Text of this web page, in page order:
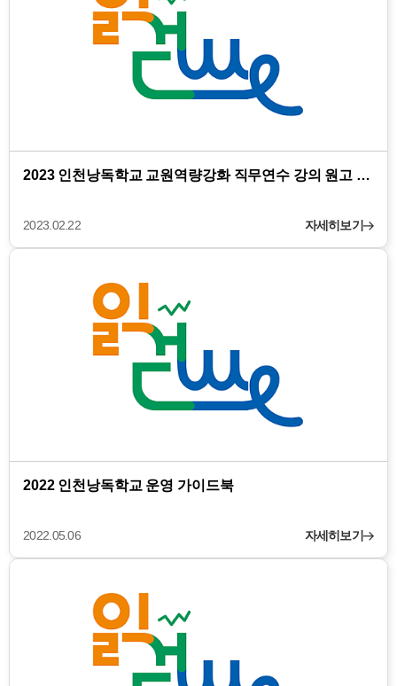
2023 인천낭독학교 교원역량강화 직무연수 강의 원고 …
2023.02.22 자세히보기
2022 인천낭독학교 운영 가이드북
2022.05.06 자세히보기